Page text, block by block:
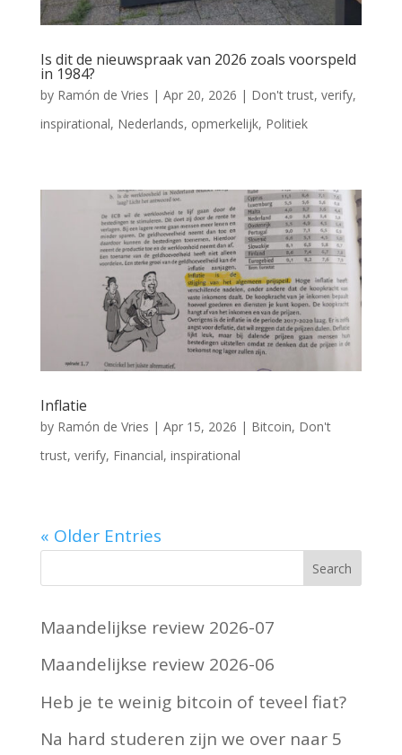
Is dit de nieuwspraak van 2026 zoals voorspeld
in 1984?
by Ramón de Vries | Apr 20, 2026 | Don't trust, verify,
inspirational, Nederlands, opmerkelijk, Politiek
Inflatie
by Ramón de Vries | Apr 15, 2026 | Bitcoin, Don't
trust, verify, Financial, inspirational
« Older Entries
Maandelijkse review 2026-07
Maandelijkse review 2026-06
Heb je te weinig bitcoin of teveel fiat?
Na hard studeren zijn we over naar 5